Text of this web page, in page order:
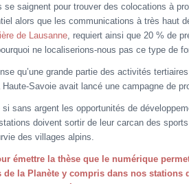
se saignent pour trouver des colocations à
alors que les communications à très haut
de Lausanne , requiert ainsi que 20 % de
ne localiserions-nous pas ce type de
qu’une grande partie des activités
Haute-Savoie avait lancé une campagne de
sans argent les opportunités de
doivent sortir de leur carcan des
des villages alpins.
émettre la thèse que le numérique
de la Planète y compris dans nos stations